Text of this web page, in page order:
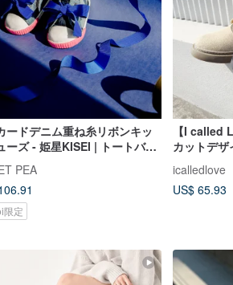
ードデニム重ね糸リボンキッ
ーズ - 姫星KISEI | トートバッ
ト |PEA
限定
【I called
カットデ
ョートブーツ
icalledlove
US$ 65.93